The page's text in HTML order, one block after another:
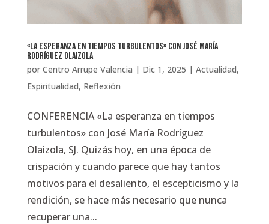
«La esperanza en tiempos turbulentos» con José María
Rodríguez Olaizola
por Centro Arrupe Valencia | Dic 1, 2025 | Actualidad,
Espiritualidad, Reflexión
CONFERENCIA «La esperanza en tiempos
turbulentos» con José María Rodríguez
Olaizola, SJ. Quizás hoy, en una época de
crispación y cuando parece que hay tantos
motivos para el desaliento, el escepticismo y la
rendición, se hace más necesario que nunca
recuperar una...